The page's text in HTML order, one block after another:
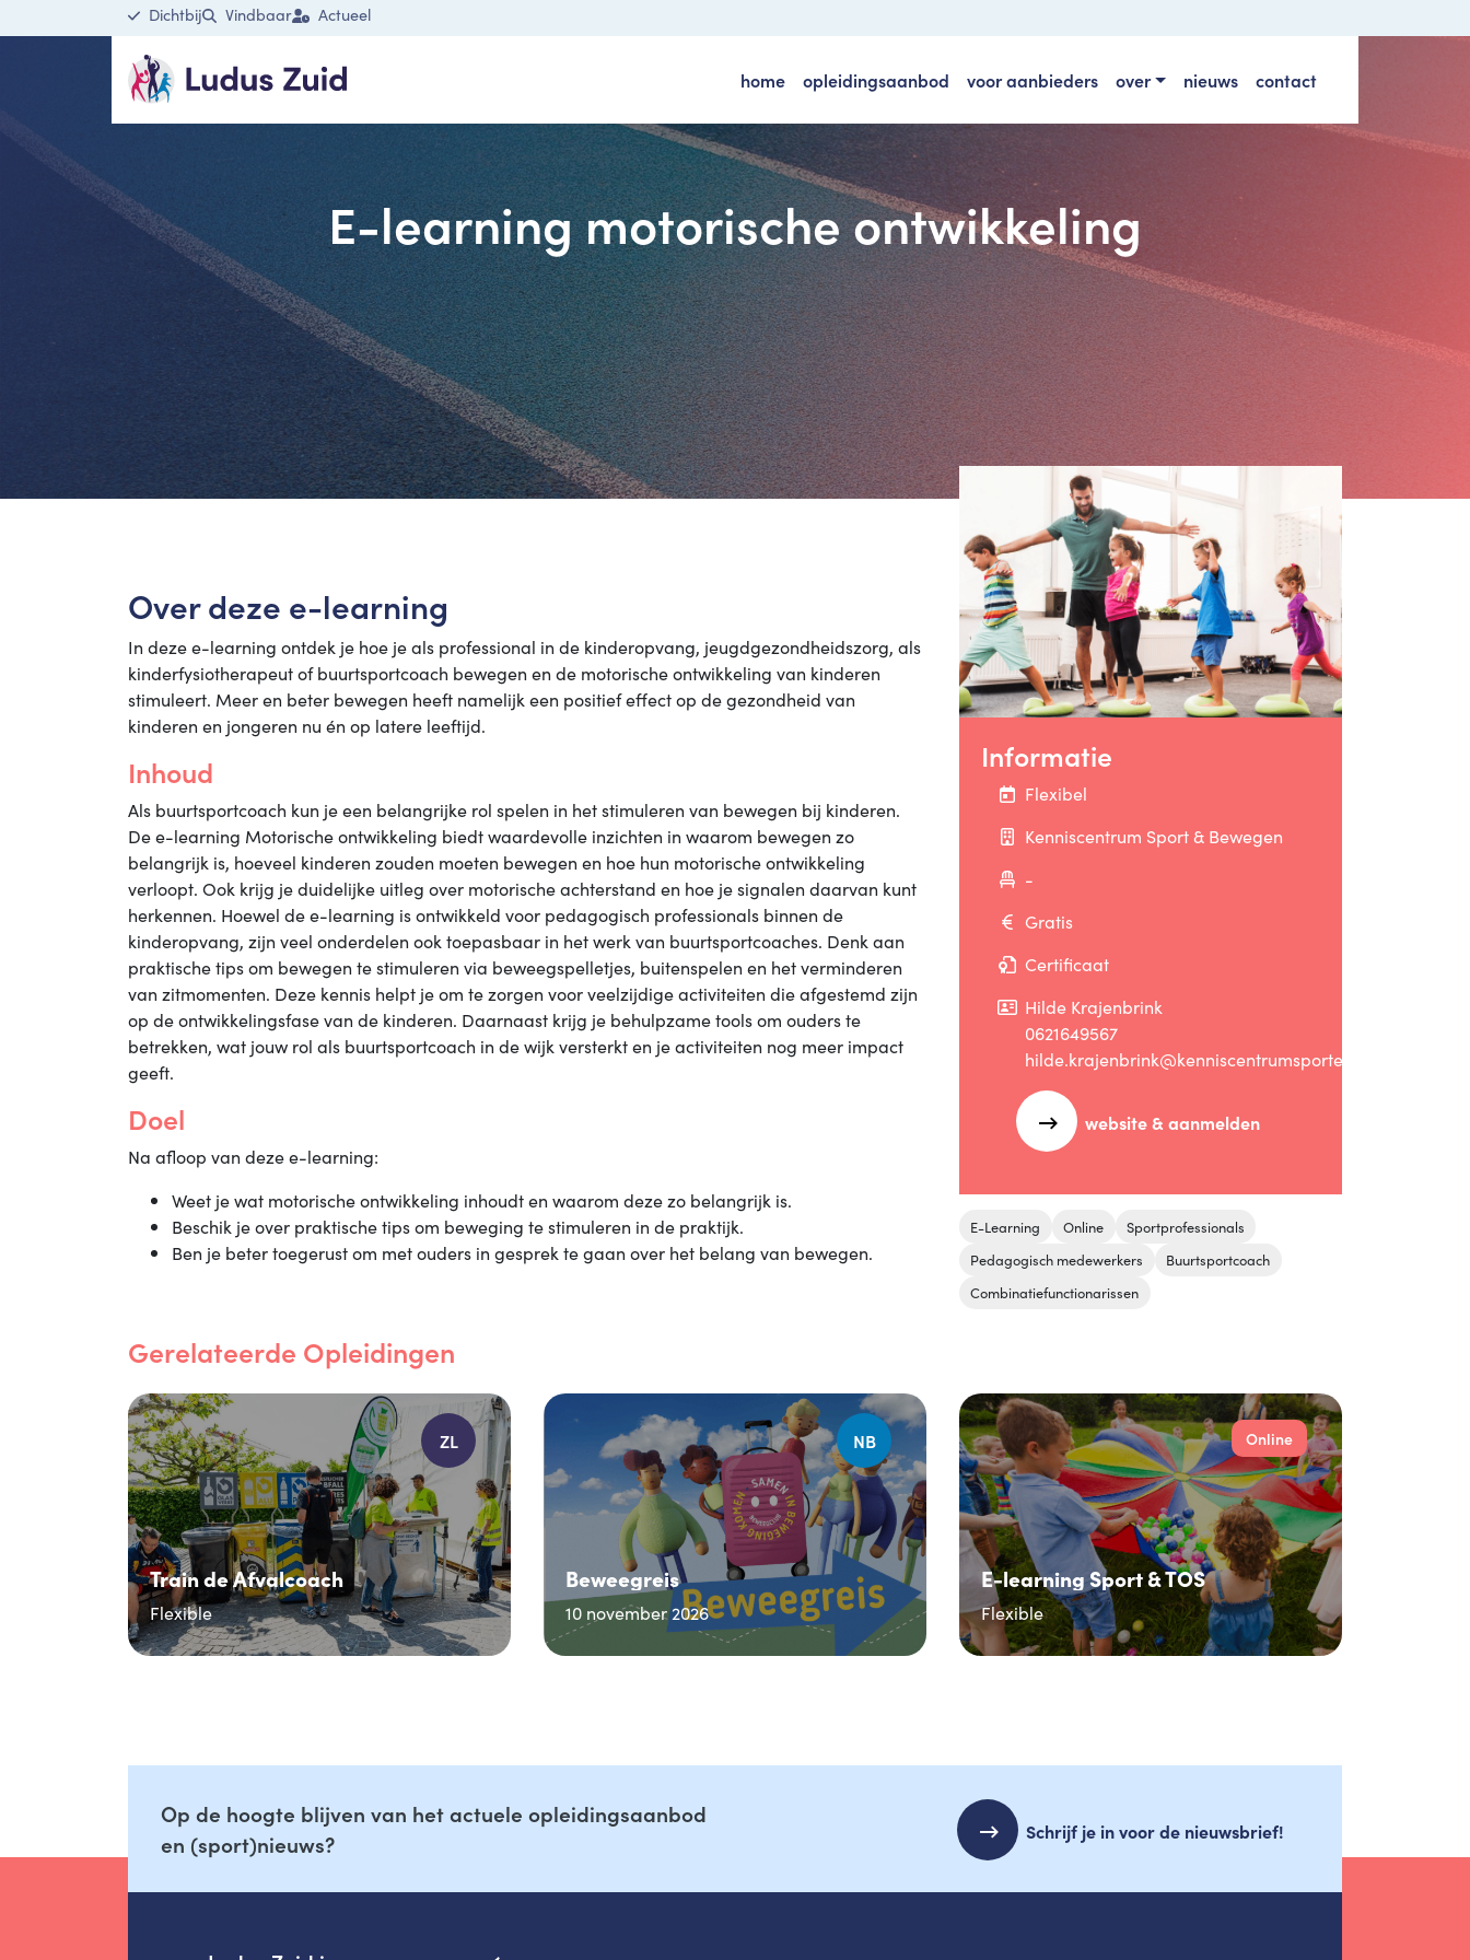
Dichtbij Vindbaar Actueel
home opleidingsaanbod voor aanbieders over nieuws contact
E-learning motorische ontwikkeling
Over deze e-learning
In deze e-learning ontdek je hoe je als professional in de kinderopvang, jeugdgezondheidszorg, als
kinderfysiotherapeut of buurtsportcoach bewegen en de motorische ontwikkeling van kinderen
stimuleert. Meer en beter bewegen heeft namelijk een positief effect op de gezondheid van
kinderen en jongeren nu én op latere leeftijd.
Inhoud
Als buurtsportcoach kun je een belangrijke rol spelen in het stimuleren van bewegen bij kinderen.
De e-learning Motorische ontwikkeling biedt waardevolle inzichten in waarom bewegen zo
belangrijk is, hoeveel kinderen zouden moeten bewegen en hoe hun motorische ontwikkeling
verloopt. Ook krijg je duidelijke uitleg over motorische achterstand en hoe je signalen daarvan kunt
herkennen. Hoewel de e-learning is ontwikkeld voor pedagogisch professionals binnen de
kinderopvang, zijn veel onderdelen ook toepasbaar in het werk van buurtsportcoaches. Denk aan
praktische tips om bewegen te stimuleren via beweegspelletjes, buitenspelen en het verminderen
van zitmomenten. Deze kennis helpt je om te zorgen voor veelzijdige activiteiten die afgestemd zijn
op de ontwikkelingsfase van de kinderen. Daarnaast krijg je behulpzame tools om ouders te
betrekken, wat jouw rol als buurtsportcoach in de wijk versterkt en je activiteiten nog meer impact
geeft.
Doel
Na afloop van deze e-learning:
Weet je wat motorische ontwikkeling inhoudt en waarom deze zo belangrijk is.
Beschik je over praktische tips om beweging te stimuleren in de praktijk.
Ben je beter toegerust om met ouders in gesprek te gaan over het belang van bewegen.
Informatie
Flexibel
Kenniscentrum Sport & Bewegen
-
Gratis
Certificaat
Hilde Krajenbrink
0621649567
hilde.krajenbrink@kenniscentrumsportenbewegen.nl
website & aanmelden
E-Learning Online
Sportprofessionals
Pedagogisch medewerkers
Buurtsportcoach
Combinatiefunctionarissen
Gerelateerde Opleidingen
ZL
Train de Afvalcoach
Flexible
NB
Beweegreis
10 november 2026
Online
E-learning Sport & TOS
Flexible
Op de hoogte blijven van het actuele opleidingsaanbod
en (sport)nieuws?
Schrijf je in voor de nieuwsbrief!